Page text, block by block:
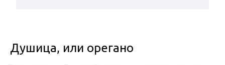
Душица, или орегано